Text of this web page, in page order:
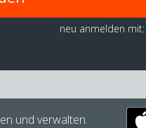
neu anmelden mit:
und verwalten.